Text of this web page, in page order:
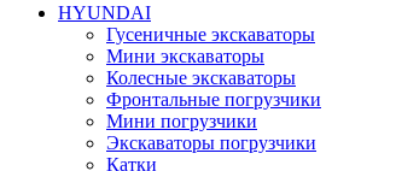
HYUNDAI
Гусеничные экскаваторы
Мини экскаваторы
Колесные экскаваторы
Фронтальные погрузчики
Мини погрузчики
Экскаваторы погрузчики
Катки